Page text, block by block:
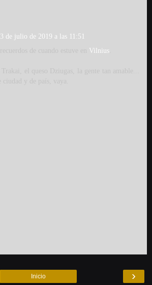
3 de julio de 2019 a las 11:51
Vilnius
›
Inicio